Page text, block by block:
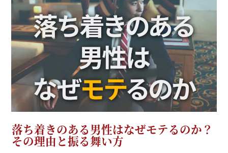
落ち着きのある男性はなぜモテるのか？
その理由と振る舞い方